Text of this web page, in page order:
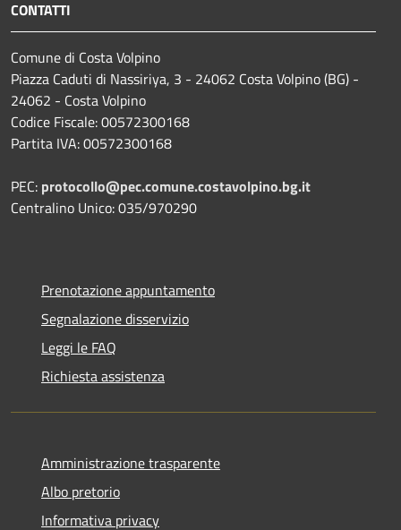
CONTATTI
Comune di Costa Volpino
Piazza Caduti di Nassiriya, 3 - 24062 Costa Volpino (BG) -
24062 - Costa Volpino
Codice Fiscale: 00572300168
Partita IVA: 00572300168
PEC: protocollo@pec.comune.costavolpino.bg.it
Centralino Unico: 035/970290
Prenotazione appuntamento
Segnalazione disservizio
Leggi le FAQ
Richiesta assistenza
Amministrazione trasparente
Albo pretorio
Informativa privacy